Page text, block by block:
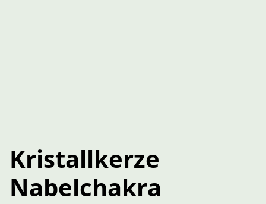
Kristallkerze
Nabelchakra